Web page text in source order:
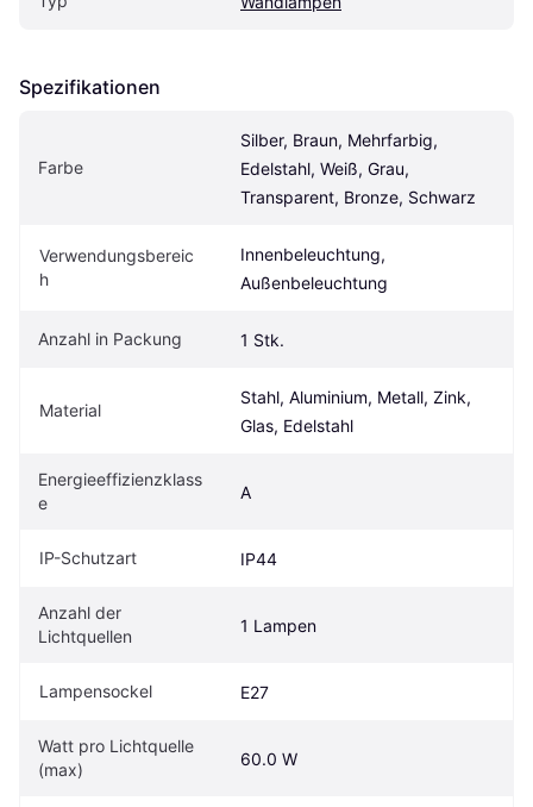
Spezifikationen
Farbe
Silber, Braun, Mehrfarbig,
Edelstahl, Weiß, Grau,
Transparent, Bronze, Schwarz
Verwendungsbereic
h
Innenbeleuchtung,
Außenbeleuchtung
Anzahl in Packung 1 Stk.
Material
Stahl, Aluminium, Metall, Zink,
Glas, Edelstahl
Energieeffizienzklass
e
A
IP-Schutzart IP44
Anzahl der
Lichtquellen
1 Lampen
Lampensockel E27
Watt pro Lichtquelle
(max)
60.0 W